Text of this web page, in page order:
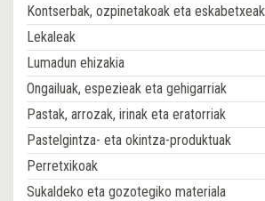
Kontserbak, ozpinetakoak eta eskabetxeak
Lekaleak
Lumadun ehizakia
Ongailuak, espezieak eta gehigarriak
Pastak, arrozak, irinak eta eratorriak
Pastelgintza- eta okintza-produktuak
Perretxikoak
Sukaldeko eta gozotegiko materiala